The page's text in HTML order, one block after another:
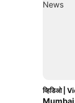
व्हिडिओ |